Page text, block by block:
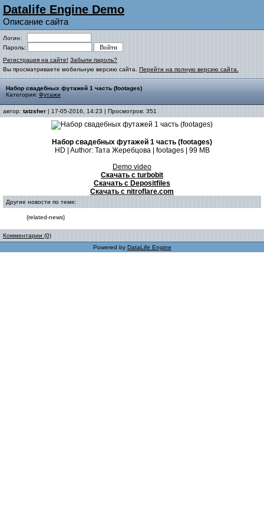
Datalife Engine Demo
Описание сайта
Логин:
Пароль:
Регистрация на сайте! Забыли пароль?
Вы просматриваете мобильную версию сайта. Перейти на полную версию сайта.
Набор свадебных футажей 1 часть (footages)
Категория: Футажи
автор: tatzsher | 17-05-2016, 14:23 | Просмотров: 351
Набор свадебных футажей 1 часть (footages)
HD | Author: Тата Жеребцова | footages | 99 МВ
Demo video
Скачать с turbobit
Скачать с Depositfiles
Скачать с nitroflare.com
Другие новости по теме:
{related-news}
Комментарии (0)
Powered by DataLife Engine